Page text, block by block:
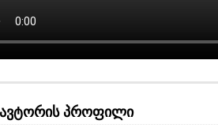
ავტორის პროფილი